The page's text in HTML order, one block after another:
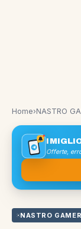
Home›NASTRO
I
Offerte,
NASTRO